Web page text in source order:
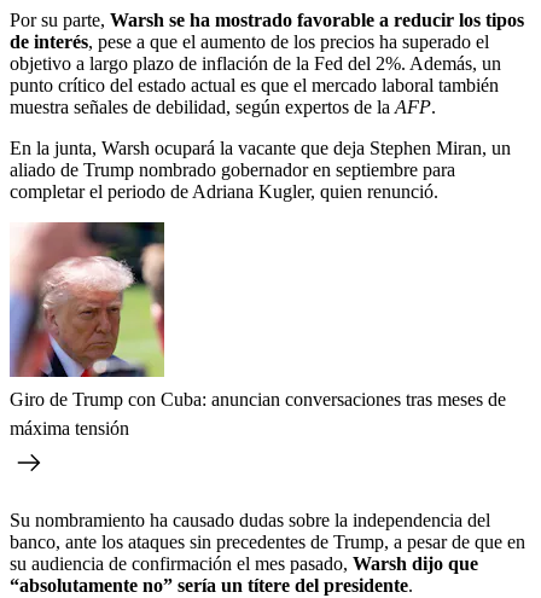
Por su parte, Warsh se ha mostrado favorable a reducir los tipos
de interés, pese a que el aumento de los precios ha superado el
objetivo a largo plazo de inflación de la Fed del 2%. Además, un
punto crítico del estado actual es que el mercado laboral también
muestra señales de debilidad, según expertos de laAFP.
En la junta, Warsh ocupará la vacante que deja Stephen Miran, un
aliado de Trump nombrado gobernador en septiembre para
completar el periodo de Adriana Kugler, quien renunció.
Giro de Trump con Cuba: anuncian conversaciones tras meses de
máxima tensión
Su nombramiento ha causado dudas sobre la independencia del
banco, ante los ataques sin precedentes de Trump, a pesar de que en
su audiencia de confirmación el mes pasado, Warsh dijo que
“absolutamente no” sería un títere del presidente.